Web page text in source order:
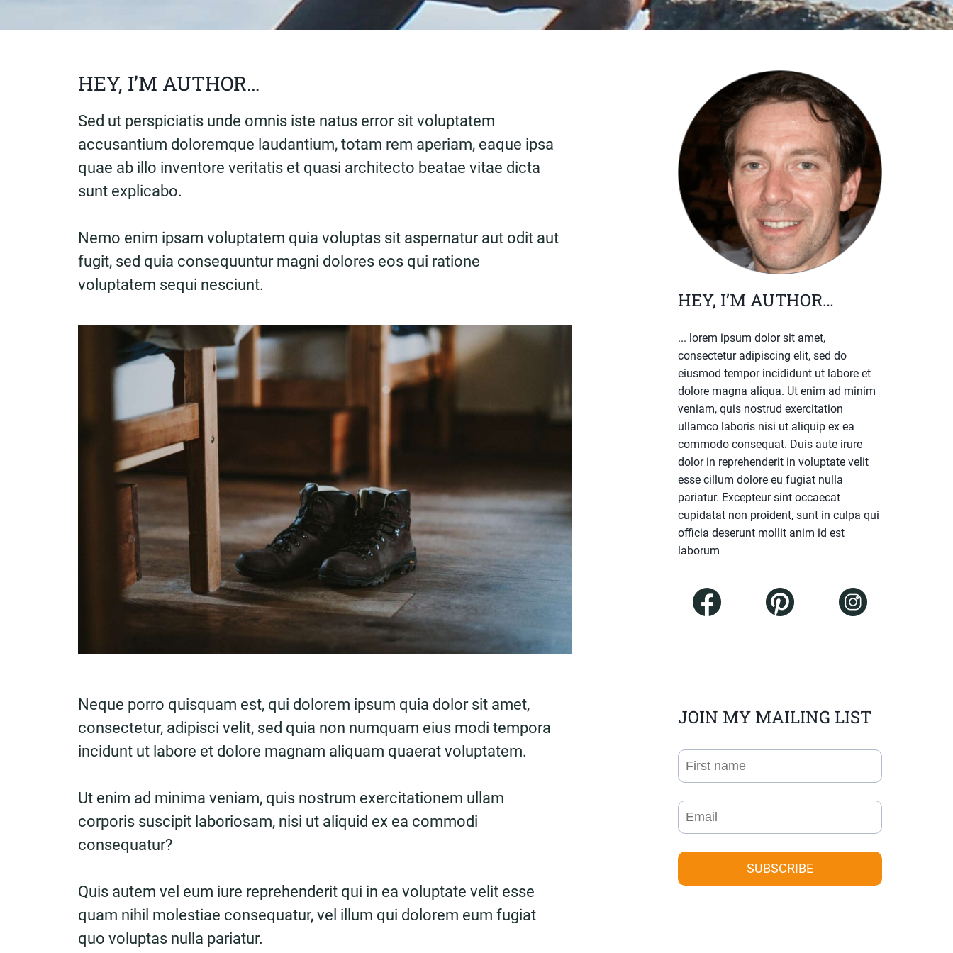
HEY, I’M AUTHOR…
Sed ut perspiciatis unde omnis iste natus error sit voluptatem
accusantium doloremque laudantium, totam rem aperiam, eaque ipsa
quae ab illo inventore veritatis et quasi architecto beatae vitae dicta
sunt explicabo.
Nemo enim ipsam voluptatem quia voluptas sit aspernatur aut odit aut
fugit, sed quia consequuntur magni dolores eos qui ratione
voluptatem sequi nesciunt.
Neque porro quisquam est, qui dolorem ipsum quia dolor sit amet,
consectetur, adipisci velit, sed quia non numquam eius modi tempora
incidunt ut labore et dolore magnam aliquam quaerat voluptatem.
Ut enim ad minima veniam, quis nostrum exercitationem ullam
corporis suscipit laboriosam, nisi ut aliquid ex ea commodi
consequatur?
Quis autem vel eum iure reprehenderit qui in ea voluptate velit esse
quam nihil molestiae consequatur, vel illum qui dolorem eum fugiat
quo voluptas nulla pariatur.
HEY, I’M AUTHOR…
... lorem ipsum dolor sit amet,
consectetur adipiscing elit, sed do
eiusmod tempor incididunt ut labore et
dolore magna aliqua. Ut enim ad minim
veniam, quis nostrud exercitation
ullamco laboris nisi ut aliquip ex ea
commodo consequat. Duis aute irure
dolor in reprehenderit in voluptate velit
esse cillum dolore eu fugiat nulla
pariatur. Excepteur sint occaecat
cupidatat non proident, sunt in culpa qui
officia deserunt mollit anim id est
laborum
JOIN MY MAILING LIST
SUBSCRIBE